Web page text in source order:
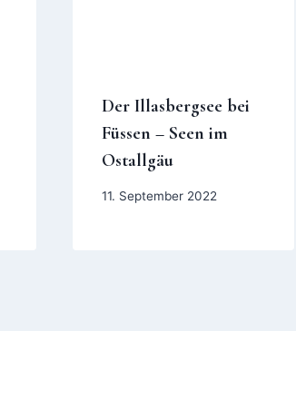
Der Illasbergsee bei
Füssen – Seen im
Ostallgäu
11. September 2022